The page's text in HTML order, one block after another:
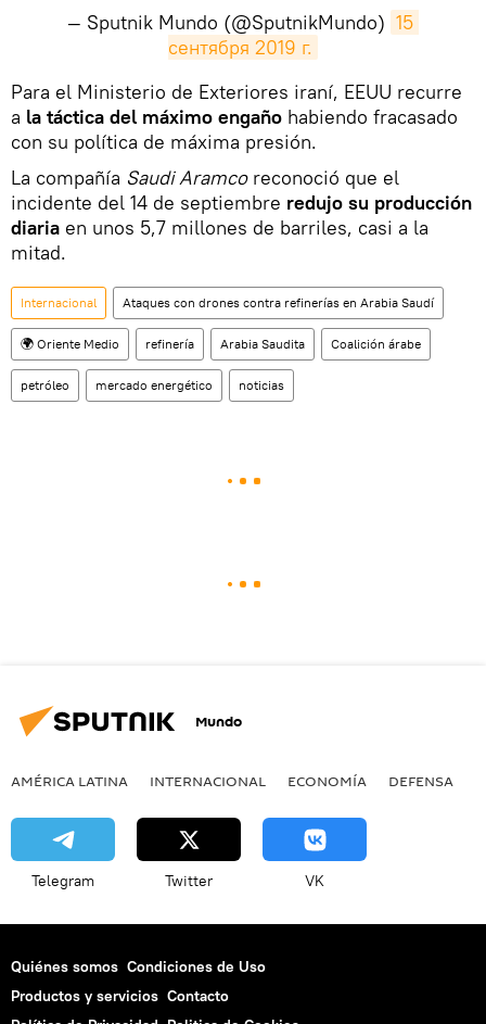
— Sputnik Mundo (@SputnikMundo) 15
сентября 2019 г.
​Para el Ministerio de Exteriores iraní, EEUU recurre
a la táctica del máximo engaño habiendo fracasado
con su política de máxima presión.
La compañía Saudi Aramcoreconoció que el
incidente del 14 de septiembre redujo su producción
diaria en unos 5,7 millones de barriles, casi a la
mitad.
Internacional Ataques con drones contra refinerías en Arabia Saudí
🌍 Oriente Medio refinería Arabia Saudita Coalición árabe
petróleo mercado energético noticias
Mundo
AMÉRICA LATINA INTERNACIONAL ECONOMÍA DEFENSA
Telegram Twitter VK
Quiénes somos Condiciones de Uso
Productos y servicios Contacto